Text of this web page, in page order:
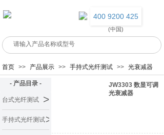
400 9200 425
(中国)
首页 >> 产品展示 >> 手持式光纤测试 >> 光衰减器
台式光纤测试 >
手持式光纤测试>
- 产品目录 -
JW3303 数显可调
光衰减器